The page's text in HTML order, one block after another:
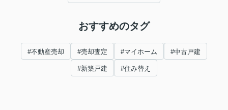
おすすめのタグ
#不動産売却 #売却査定 #マイホーム #中古戸建
#新築戸建 #住み替え